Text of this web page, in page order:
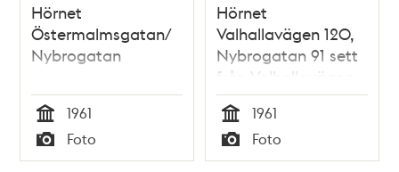
Hörnet
Östermalmsgatan/
Nybrogatan
Tid
1961
Typ
Foto
Hörnet
Valhallavägen 120,
Nybrogatan 91 sett
från Valhallavägen
Tid
1961
Typ
Foto